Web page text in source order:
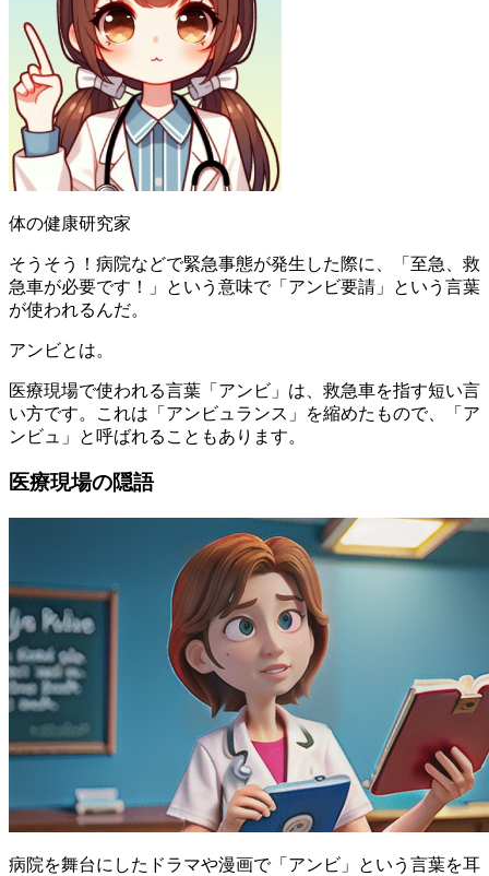
体の健康研究家
そうそう！病院などで緊急事態が発生した際に、「至急、救
急車が必要です！」という意味で「アンビ要請」という言葉
が使われるんだ。
アンビとは。
医療現場で使われる言葉「アンビ」は、救急車を指す短い言
い方です。これは「アンビュランス」を縮めたもので、「ア
ンビュ」と呼ばれることもあります。
医療現場の隠語
病院を舞台にしたドラマや漫画で「アンビ」という言葉を耳